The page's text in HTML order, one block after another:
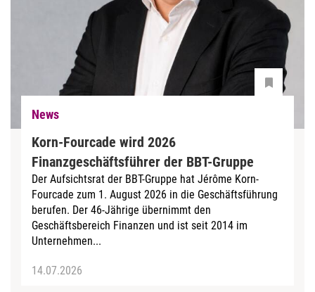
News
Korn-Fourcade wird 2026
Finanzgeschäftsführer der BBT-Gruppe
Der Aufsichtsrat der BBT-Gruppe hat Jérôme Korn-
Fourcade zum 1. August 2026 in die Geschäftsführung
berufen. Der 46-Jährige übernimmt den
Geschäftsbereich Finanzen und ist seit 2014 im
Unternehmen...
14.07.2026